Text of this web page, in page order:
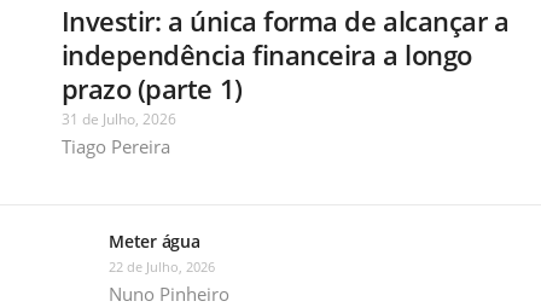
Investir: a única forma de alcançar a
independência financeira a longo
prazo (parte 1)
31 de Julho, 2026
Tiago Pereira
Meter água
22 de Julho, 2026
Nuno Pinheiro